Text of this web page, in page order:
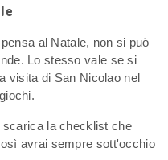
al Natale, non si può
Lo stesso vale se si
visita di San Nicolao nel
la checklist che
avrai sempre sott'occhio